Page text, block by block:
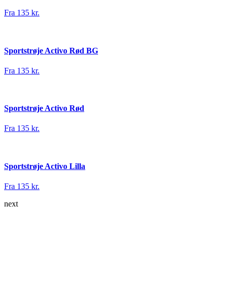
Fra 135 kr.
Sportstrøje Activo Rød BG
Fra 135 kr.
Sportstrøje Activo Rød
Fra 135 kr.
Sportstrøje Activo Lilla
Fra 135 kr.
next